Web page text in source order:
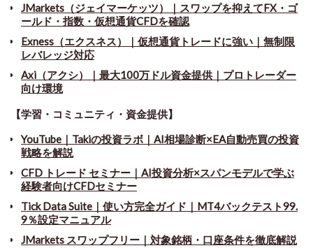
JMarkets（ジェイマーケッツ）｜スワップを抑えてFX・ゴ
ールド・指数・仮想通貨CFDを確認
Exness（エクスネス）｜仮想通貨トレードに強い｜無制限
レバレッジ対応
Axi（アクシ）｜最大100万ドル資金提供｜プロトレーダー
向け環境
【学習・コミュニティ・資金提供】
YouTube｜Takiの投資ラボ｜AI相場診断×EA自動売買の投資
戦略を解説
CFD トレード セミナー ｜ AI投資分析×スパンモデルで学ぶ
経験者向けCFDセミナー
Tick Data Suite ｜ 使い方完全ガイド｜MT4バックテスト99.
9％設定マニュアル
JMarkets スワップフリー ｜ 対象銘柄・口座条件を徹底解説